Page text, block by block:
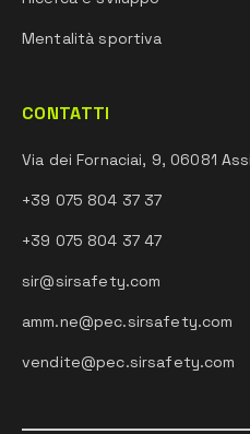
Mentalità sportiva
CONTATTI
Via dei Fornaciai, 9, 06081
+39 075 804 37 37
+39 075 804 37 47
sir@sirsafety.com
amm.ne@pec.sirsafety.com
vendite@pec.sirsafety.com